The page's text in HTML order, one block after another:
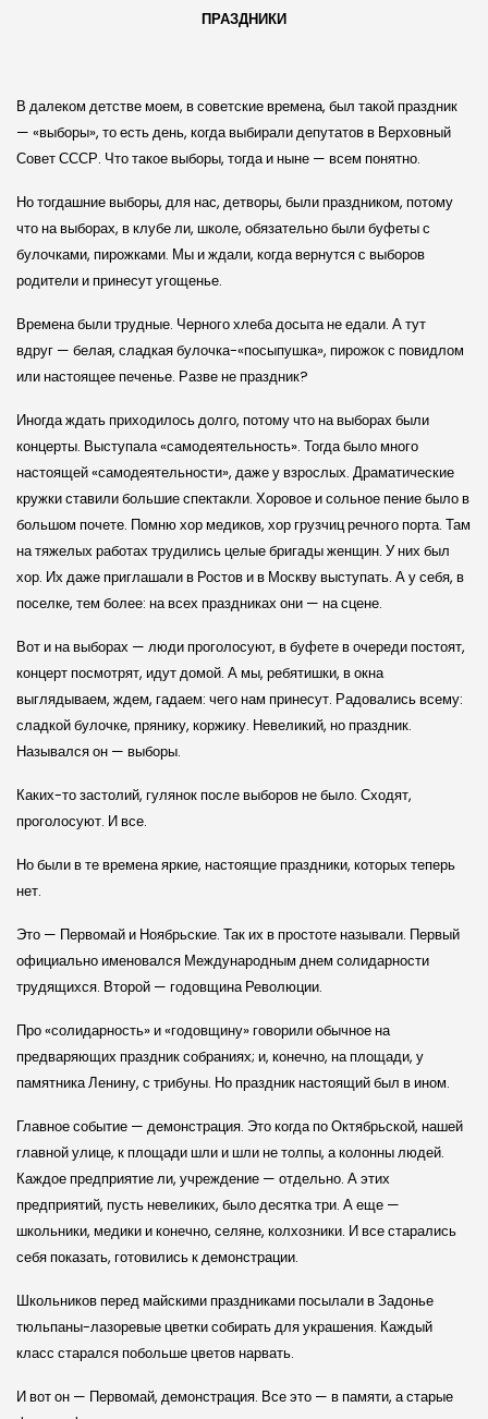
ПРАЗДНИКИ
В далеком детстве моем, в советские времена, был такой праздник
— «выборы», то есть день, когда выбирали депутатов в Верховный
Совет СССР. Что такое выборы, тогда и ныне — всем понятно.
Но тогдашние выборы, для нас, детворы, были праздником, потому
что на выборах, в клубе ли, школе, обязательно были буфеты с
булочками, пирожками. Мы и ждали, когда вернутся с выборов
родители и принесут угощенье.
Времена были трудные. Черного хлеба досыта не едали. А тут
вдруг — белая, сладкая булочка-«посыпушка», пирожок с повидлом
или настоящее печенье. Разве не праздник?
Иногда ждать приходилось долго, потому что на выборах были
концерты. Выступала «самодеятельность». Тогда было много
настоящей «самодеятельности», даже у взрослых. Драматические
кружки ставили большие спектакли. Хоровое и сольное пение было в
большом почете. Помню хор медиков, хор грузчиц речного порта. Там
на тяжелых работах трудились целые бригады женщин. У них был
хор. Их даже приглашали в Ростов и в Москву выступать. А у себя, в
поселке, тем более: на всех праздниках они — на сцене.
Вот и на выборах — люди проголосуют, в буфете в очереди постоят,
концерт посмотрят, идут домой. А мы, ребятишки, в окна
выглядываем, ждем, гадаем: чего нам принесут. Радовались всему:
сладкой булочке, прянику, коржику. Невеликий, но праздник.
Назывался он — выборы.
Каких-то застолий, гулянок после выборов не было. Сходят,
проголосуют. И все.
Но были в те времена яркие, настоящие праздники, которых теперь
нет.
Это — Первомай и Ноябрьские. Так их в простоте называли. Первый
официально именовался Международным днем солидарности
трудящихся. Второй — годовщина Революции.
Про «солидарность» и «годовщину» говорили обычное на
предваряющих праздник собраниях; и, конечно, на площади, у
памятника Ленину, с трибуны. Но праздник настоящий был в ином.
Главное событие — демонстрация. Это когда по Октябрьской, нашей
главной улице, к площади шли и шли не толпы, а колонны людей.
Каждое предприятие ли, учреждение — отдельно. А этих
предприятий, пусть невеликих, было десятка три. А еще —
школьники, медики и конечно, селяне, колхозники. И все старались
себя показать, готовились к демонстрации.
Школьников перед майскими праздниками посылали в Задонье
тюльпаны-лазоревые цветки собирать для украшения. Каждый
класс старался побольше цветов нарвать.
И вот он — Первомай, демонстрация. Все это — в памяти, а старые